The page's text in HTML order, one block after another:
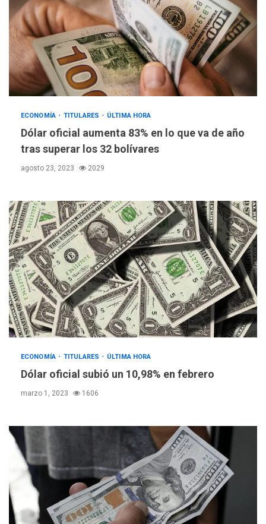
ECONOMÍA TITULARES ÚLTIMA HORA
Dólar oficial aumenta 83% en lo que va de año
tras superar los 32 bolívares
agosto 23, 2023 2029
ECONOMÍA TITULARES ÚLTIMA HORA
Dólar oficial subió un 10,98% en febrero
marzo 1, 2023 1606